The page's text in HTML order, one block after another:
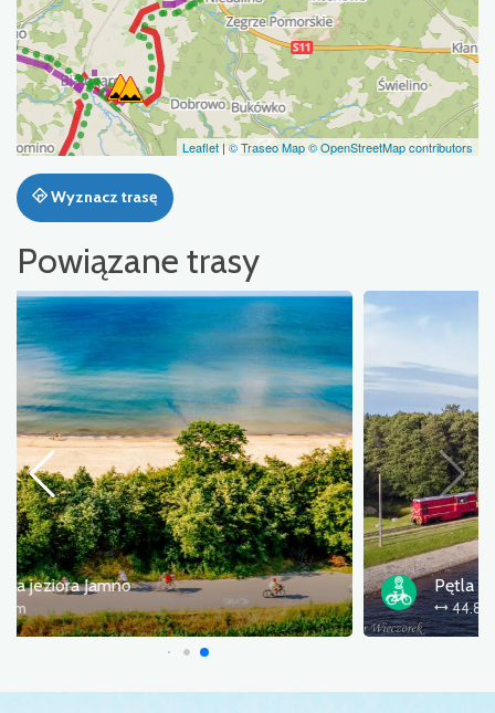
Leaflet |© Traseo Map© OpenStreetMap contributors
Wyznacz trasę
Powiązane trasy
Pętla Koszalin - Rosnowo
44.8 km